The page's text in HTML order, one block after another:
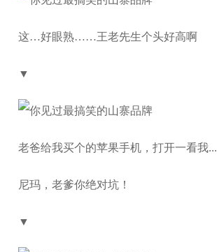
这…好眼熟……王老先生个头好高啊
▼
老爸给我买个的苹果手机，打开一看我...
尼玛，老爹你绝对坑！
▼